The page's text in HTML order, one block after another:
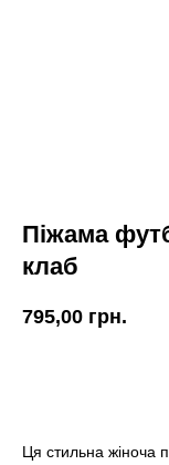
Піжама
клаб
795,00 грн.
Ця стильна жіноча